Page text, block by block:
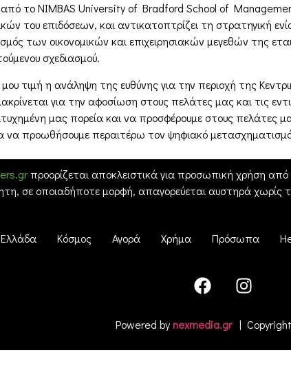
το NIMBAS University of Bradford School of
του επιδόσεων, και αντικατοπτρίζει τη στρατηγική
των οικονομικών και επιχειρησιακών μεγεθών της
σχεδιασμού.
μου τιμή η ανάληψη της ευθύνης για την περιοχή της
για την αφοσίωση στους πελάτες μας και τις
μας πορεία και να προσφέρουμε στους πελάτες
να προωθήσουμε περαιτέρω τον ψηφιακό
προορίζεται αποκλειστικά για προσωπική χρήση
σε οποιαδήποτε μορφή, απαγορεύεται αυστηρά χωρίς
Ελλάδα Κόσμος Αγορά Χρήμα Πρόσωπα
Powered bynexmedia.gr|